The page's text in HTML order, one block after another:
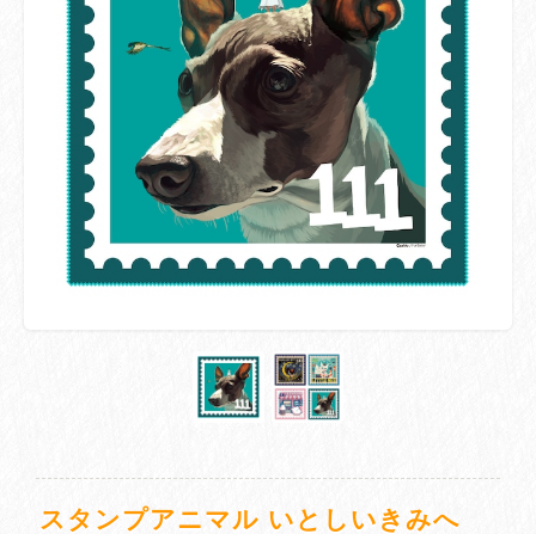
スタンプアニマル いとしいきみへ